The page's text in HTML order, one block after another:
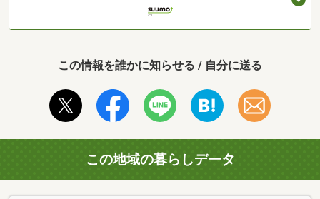
この情報を誰かに知らせる / 自分に送る
この地域の暮らしデータ